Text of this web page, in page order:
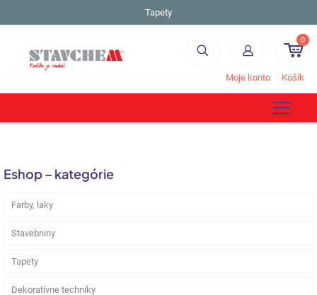
Tapety
Moje konto
0
Košík
Eshop – kategórie
Farby, laky
Stavebniny
Tapety
Dekoratívne techniky